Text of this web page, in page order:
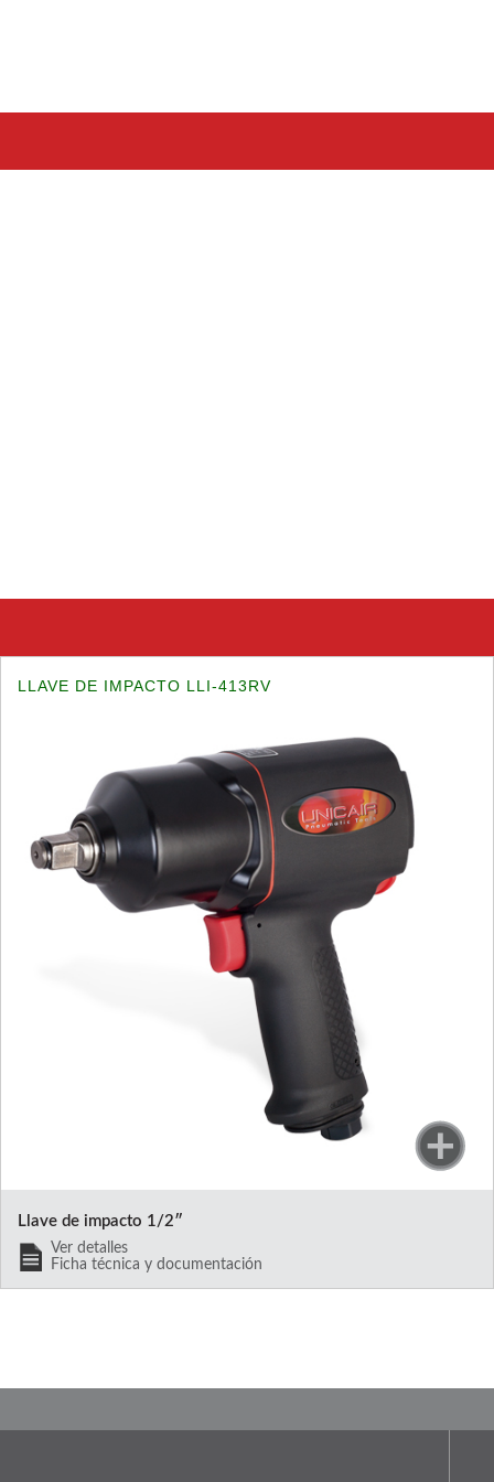
LLAVE DE IMPACTO LLI-413RV
Llave de impacto 1/2″
Ver detalles
Ficha técnica y documentación